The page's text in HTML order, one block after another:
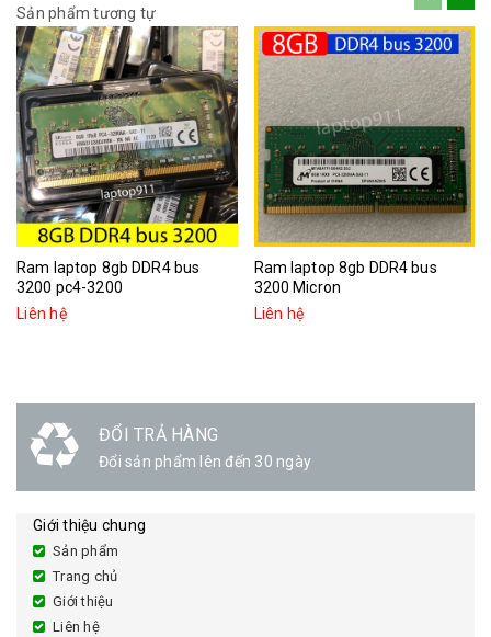
Sản phẩm tương tự
Ram laptop 8gb DDR4 bus
3200 pc4-3200
Liên hệ
Ram laptop 8gb DDR4 bus
3200 Micron
Liên hệ
ĐỔI TRẢ HÀNG
Đổi sản phẩm lên đến 30 ngày
Giới thiệu chung
Sản phẩm
Trang chủ
Giới thiệu
Liên hệ